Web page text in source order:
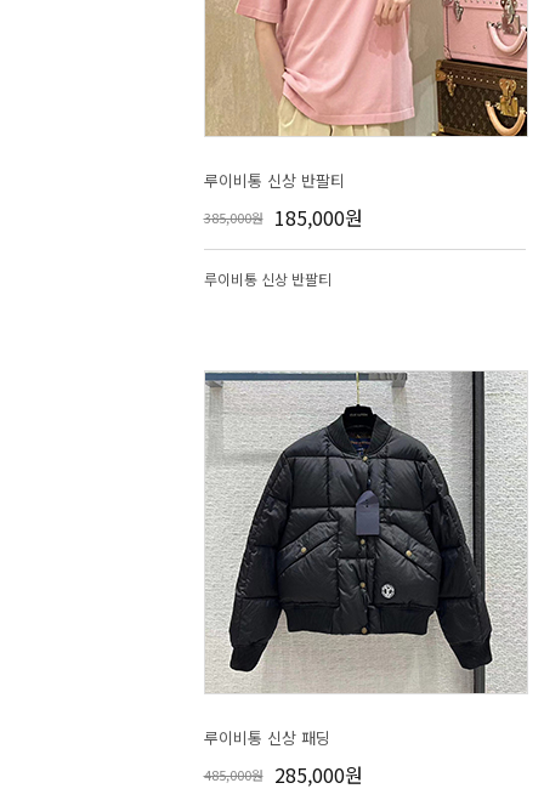
루이비통 신상 반팔티
385,000원 185,000원
루이비통 신상 반팔티
루이비통 신상 패딩
485,000원 285,000원